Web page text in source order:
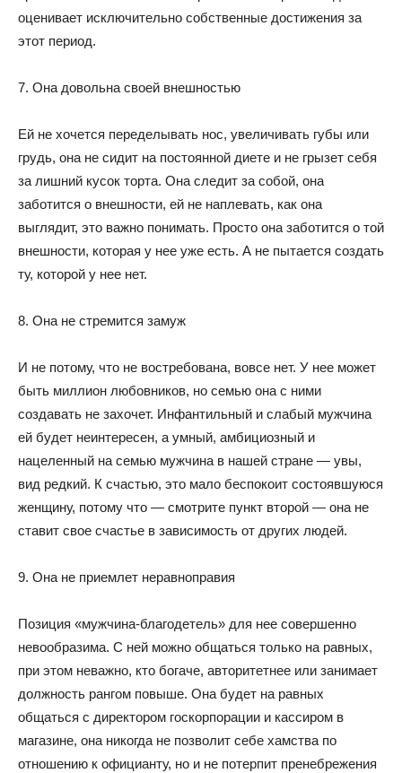
оценивает исключительно собственные достижения за
этот период.
7. Она довольна своей внешностью
Ей не хочется переделывать нос, увеличивать губы или
грудь, она не сидит на постоянной диете и не грызет себя
за лишний кусок торта. Она следит за собой, она
заботится о внешности, ей не наплевать, как она
выглядит, это важно понимать. Просто она заботится о той
внешности, которая у нее уже есть. А не пытается создать
ту, которой у нее нет.
8. Она не стремится замуж
И не потому, что не востребована, вовсе нет. У нее может
быть миллион любовников, но семью она с ними
создавать не захочет. Инфантильный и слабый мужчина
ей будет неинтересен, а умный, амбициозный и
нацеленный на семью мужчина в нашей стране — увы,
вид редкий. К счастью, это мало беспокоит состоявшуюся
женщину, потому что — смотрите пункт второй — она не
ставит свое счастье в зависимость от других людей.
9. Она не приемлет неравноправия
Позиция «мужчина-благодетель» для нее совершенно
невообразима. С ней можно общаться только на равных,
при этом неважно, кто богаче, авторитетнее или занимает
должность рангом повыше. Она будет на равных
общаться с директором госкорпорации и кассиром в
магазине, она никогда не позволит себе хамства по
отношению к официанту, но и не потерпит пренебрежения